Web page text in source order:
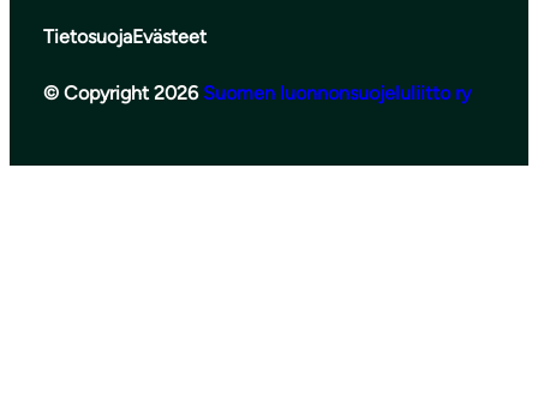
TietosuojaEvästeet
© Copyright 2026 Suomen luonnonsuojeluliitto ry